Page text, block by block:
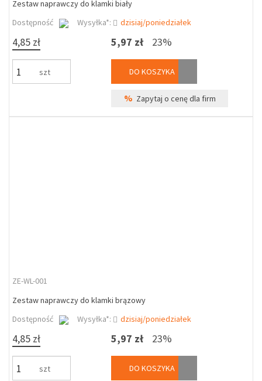
Zestaw naprawczy do klamki biały
Dostępność
Wysyłka*: dzisiaj/poniedziałek
4,85 zł
szt
5,97 zł 23%
DO KOSZYKA
% Zapytaj o cenę dla firm
ZE-WL-001
Zestaw naprawczy do klamki brązowy
Dostępność
Wysyłka*: dzisiaj/poniedziałek
4,85 zł
szt
5,97 zł 23%
DO KOSZYKA